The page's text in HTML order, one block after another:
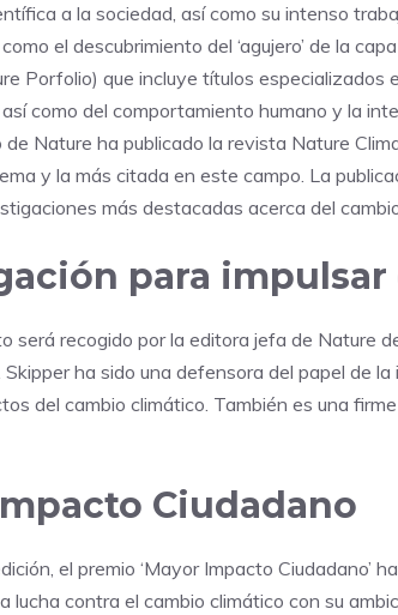
a la sociedad, así como su intenso
el descubrimiento del ‘agujero’ de la
Porfolio) que incluye títulos especializados
como del comportamiento humano y la
Nature ha publicado la revista Nature
y la más citada en este campo. La
más destacadas acerca del
para
será recogido por la editora jefa de Nature
Skipper ha sido una defensora del papel de
del cambio climático. También es una
Ciudadano
el premio ‘Mayor Impacto Ciudadano’
lucha contra el cambio climático con su